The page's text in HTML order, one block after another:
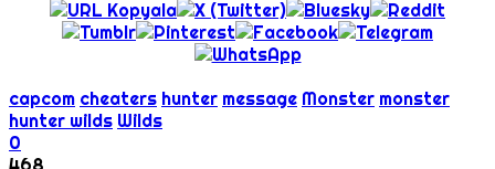
capcom cheaters hunter message Monster monster
hunter wilds Wilds
0